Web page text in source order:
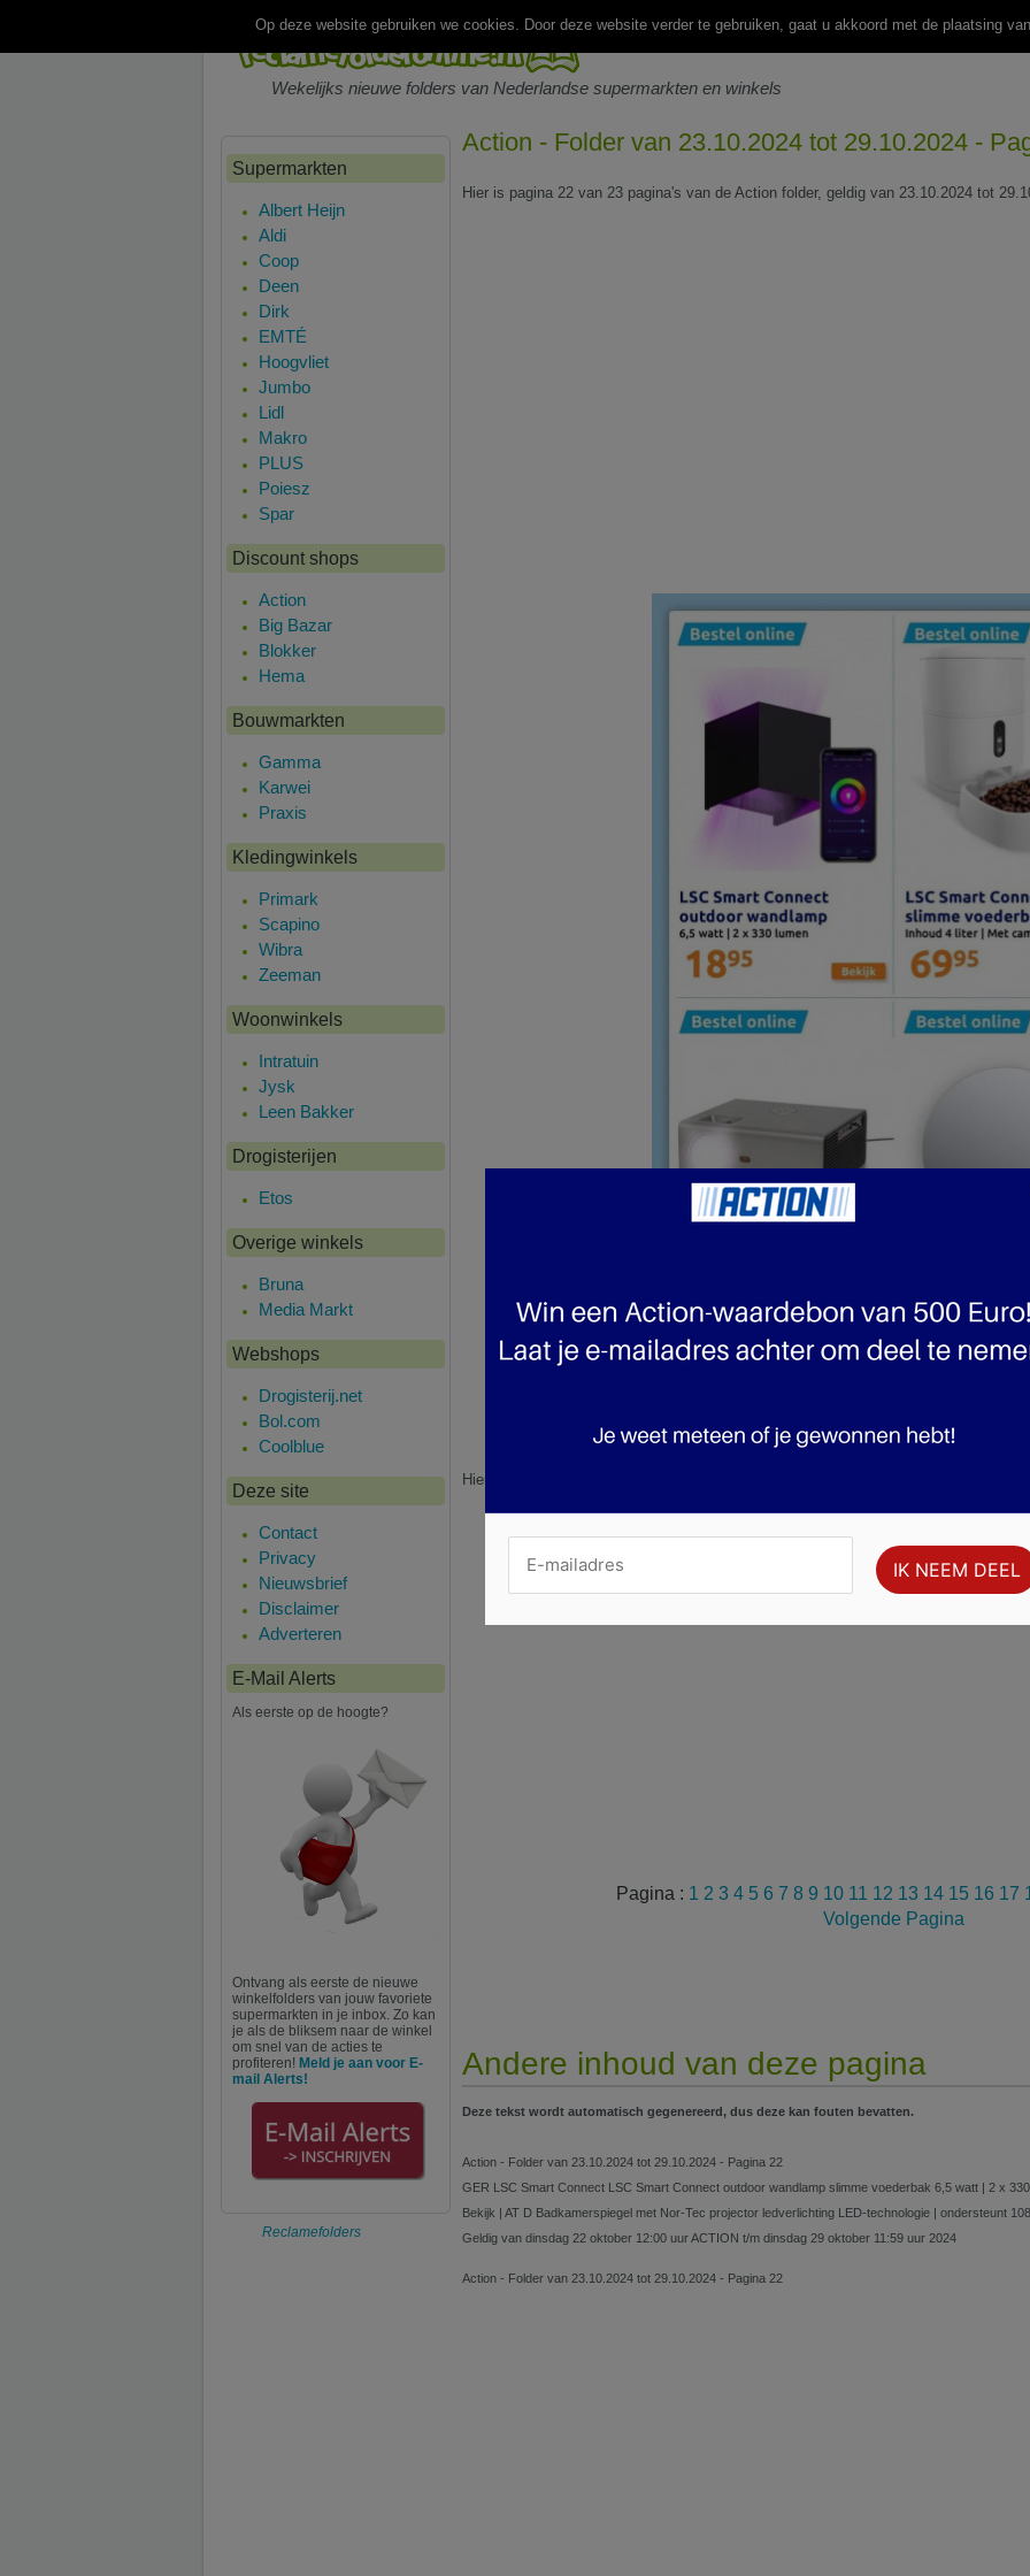
Wekelijks nieuwe folders van Nederlandse supermarkten en winkels
Action - Folder van 23.10.2024 tot 29.10.2024 -
Hier is pagina 22 van 23 pagina's van de Action folder, geldig van 23.10.2024 tot
Hier is pagina 22 van 23 pagina's van de Action folder, geldig van 23.10.2024 tot
Pagina : 1 2 3 4 5 6 7 8 9 10 11 12 13 14 15 16 17
Volgende Pagina
Andere inhoud van deze pagina
Deze tekst wordt automatisch gegenereerd, dus deze kan fouten bevatten.
Action - Folder van 23.10.2024 tot 29.10.2024 - Pagina 22
GER LSC Smart Connect LSC Smart Connect outdoor wandlamp slimme voederbak 6,5 watt | 2 x
Bekijk | AT D Badkamerspiegel met Nor-Tec projector ledverlichting LED-technologie | ondersteunt
Geldig van dinsdag 22 oktober 12:00 uur ACTION t/m dinsdag 29 oktober 11:59 uur 2024
Action - Folder van 23.10.2024 tot 29.10.2024 - Pagina 22
Supermarkten
Albert Heijn
Aldi
Coop
Deen
Dirk
EMTÉ
Hoogvliet
Jumbo
Lidl
Makro
PLUS
Poiesz
Spar
Discount shops
Action
Big Bazar
Blokker
Hema
Bouwmarkten
Gamma
Karwei
Praxis
Kledingwinkels
Primark
Scapino
Wibra
Zeeman
Woonwinkels
Intratuin
Jysk
Leen Bakker
Drogisterijen
Etos
Overige winkels
Bruna
Media Markt
Webshops
Drogisterij.net
Bol.com
Coolblue
Deze site
Contact
Privacy
Nieuwsbrief
Disclaimer
Adverteren
E-Mail Alerts
Als eerste op de hoogte?
Ontvang als eerste de nieuwe
winkelfolders van jouw favoriete
supermarkten in je inbox. Zo kan
je als de bliksem naar de winkel
om snel van de acties te
profiteren! Meld je aan voor E-
mail Alerts!
Reclamefolders
Op deze website gebruiken we cookies. Door deze website verder te gebruiken, gaat u akkoord met de plaatsing